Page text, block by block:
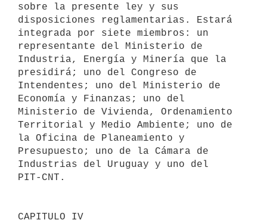
sobre la presente ley y sus
disposiciones reglamentarias. Estará
integrada por siete miembros: un
representante del Ministerio de
Industria, Energía y Minería que la
presidirá; uno del Congreso de
Intendentes; uno del Ministerio de
Economía y Finanzas; uno del
Ministerio de Vivienda, Ordenamiento
Territorial y Medio Ambiente; uno de
la Oficina de Planeamiento y
Presupuesto; uno de la Cámara de
Industrias del Uruguay y uno del
PIT-CNT.
CAPITULO IV